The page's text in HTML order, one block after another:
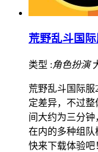
荒野乱斗国
类型 :角色扮演
荒野乱斗国际
定差异，不过
间大约为三分钟
在内的多种组队
快来下载体验吧